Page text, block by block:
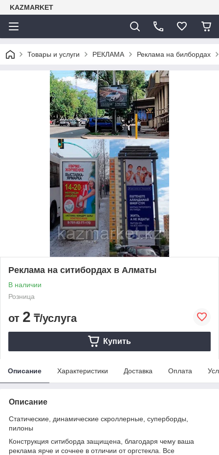
KAZMARKET
Товары и услуги РЕКЛАМА Реклама на билбордах
Реклама на ситибордах в Алматы
В наличии
Розница
от 2 ₸/услуга
Купить
Описание Характеристики Доставка Оплата
Описание
Статические, динамические скроллерные, суперборды,
пилоны
Конструкция ситиборда защищена, благодаря чему ваша
реклама ярче и сочнее в отличии от оргстекла. Все